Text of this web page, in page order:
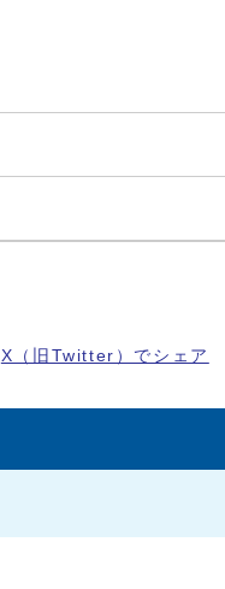
X（旧Twitter）でシェア